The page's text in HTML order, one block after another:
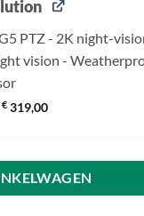
PTZ - 2K night-
vision -
€ 319,00